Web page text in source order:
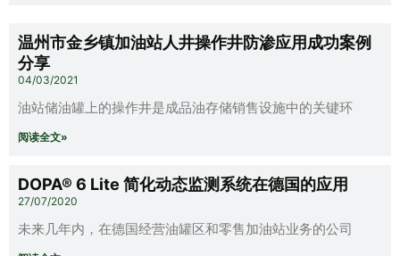
温州市金乡镇加油站人井操作井防渗应用成功案例
分享
04/03/2021
油站储油罐上的操作井是成品油存储销售设施中的关键环
阅读全文»
DOPA® 6 Lite 简化动态监测系统在德国的应用
27/07/2020
未来几年内，在德国经营油罐区和零售加油站业务的公司